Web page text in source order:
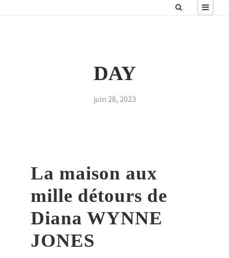
DAY
juin 28, 2023
La maison aux
mille détours de
Diana WYNNE
JONES